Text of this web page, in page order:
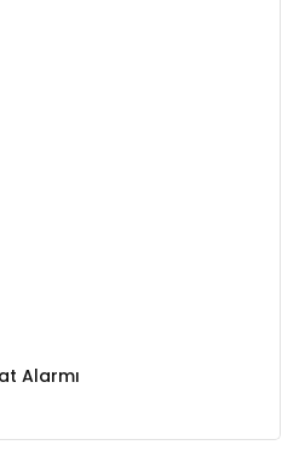
Alarmı